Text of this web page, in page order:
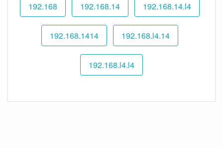
192.168 192.168.14 192.168.14.l4
192.168.1414 192.168.l4.14
192.168.l4.l4